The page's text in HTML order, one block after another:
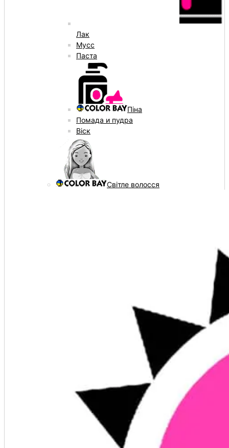
Лак
Мусс
Паста
Піна
Помада и пудра
Віск
Світле волосся